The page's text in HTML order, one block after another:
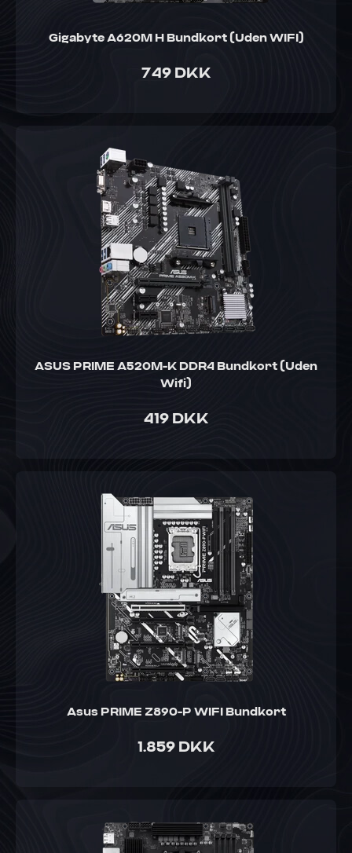
Gigabyte A620M H Bundkort (Uden WIFI)
749 DKK
ASUS PRIME A520M-K DDR4 Bundkort (Uden
Wifi)
419 DKK
Asus PRIME Z890-P WIFI Bundkort
1.859 DKK